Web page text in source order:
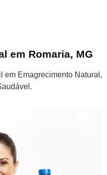
em Romaria, MG
em Emagrecimento Natural,